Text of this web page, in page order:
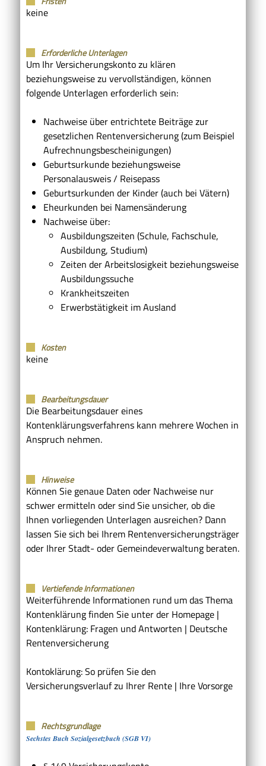
keine
Erforderliche Unterlagen
Um Ihr Versicherungskonto zu klären
beziehungsweise zu vervollständigen, können
folgende Unterlagen erforderlich sein:
Nachweise über entrichtete Beiträge zur
gesetzlichen Rentenversicherung (zum Beispiel
Aufrechnungsbescheinigungen)
Geburtsurkunde beziehungsweise
Personalausweis / Reisepass
Geburtsurkunden der Kinder (auch bei Vätern)
Eheurkunden bei Namensänderung
Nachweise über:
Ausbildungszeiten (Schule, Fachschule,
Ausbildung, Studium)
Zeiten der Arbeitslosigkeit beziehungsweise
Ausbildungssuche
Krankheitszeiten
Erwerbstätigkeit im Ausland
Kosten
keine
Bearbeitungsdauer
Die Bearbeitungsdauer eines
Kontenklärungsverfahrens kann mehrere Wochen in
Anspruch nehmen.
Hinweise
Können Sie genaue Daten oder Nachweise nur
schwer ermitteln oder sind Sie unsicher, ob die
Ihnen vorliegenden Unterlagen ausreichen? Dann
lassen Sie sich bei Ihrem Rentenversicherungsträger
oder Ihrer Stadt- oder Gemeindeverwaltung beraten.
Vertiefende Informationen
Weiterführende Informationen rund um das Thema
Kontenklärung finden Sie unter der Homepage |
Kontenklärung: Fragen und Antworten | Deutsche
Rentenversicherung
Kontoklärung: So prüfen Sie den
Versicherungsverlauf zu Ihrer Rente | Ihre Vorsorge
Rechtsgrundlage
Sechstes Buch Sozialgesetzbuch (SGB VI)